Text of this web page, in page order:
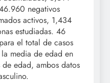
negativos
activos, 1,434
estudiadas. 46
el total de casos
media de edad en
edad, ambos datos